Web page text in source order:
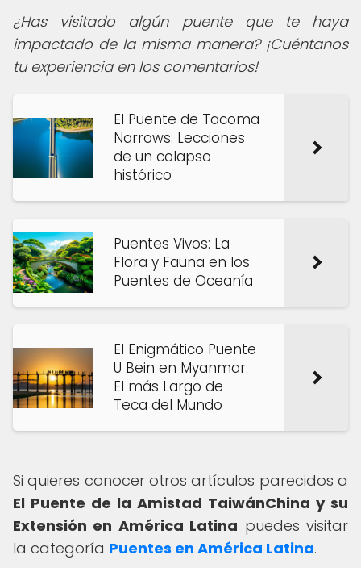
¿Has visitado algún puente que te haya
impactado de la misma manera? ¡Cuéntanos
tu experiencia en los comentarios!
El Puente de Tacoma
Narrows: Lecciones
de un colapso
histórico
Puentes Vivos: La
Flora y Fauna en los
Puentes de Oceanía
El Enigmático Puente
U Bein en Myanmar:
El más Largo de
Teca del Mundo
Si quieres conocer otros artículos parecidos a
El Puente de la Amistad TaiwánChina y su
Extensión en América Latina puedes visitar
la categoría Puentes en América Latina.